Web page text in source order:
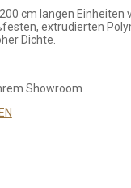
cm langen
extrudierten
Dichte.
Showroom